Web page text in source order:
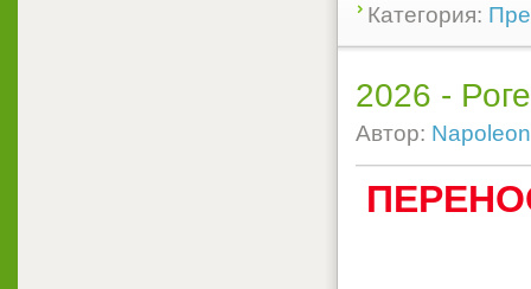
Категория:
2026 -
Автор: Napoleon